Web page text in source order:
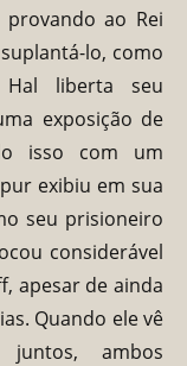
ao Rei
lo, como
liberta seu
exposição de
isso com um
exibiu em sua
seu prisioneiro
considerável
apesar de ainda
Quando ele vê
ambos